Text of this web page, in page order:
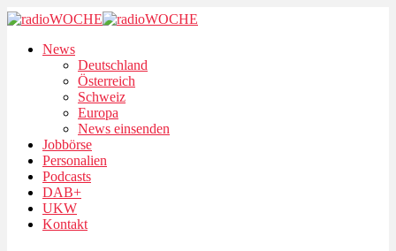
News
Deutschland
Österreich
Schweiz
Europa
News einsenden
Jobbörse
Personalien
Podcasts
DAB+
UKW
Kontakt